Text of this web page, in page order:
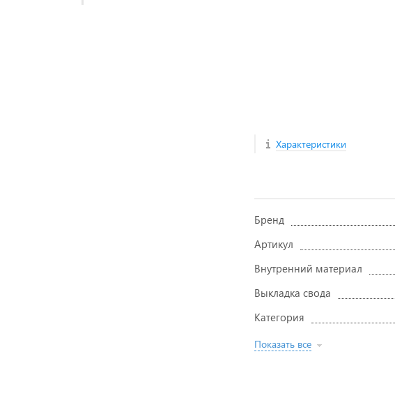
Характеристики
Бренд
Артикул
Внутренний материал
Выкладка свода
Категория
Показать все